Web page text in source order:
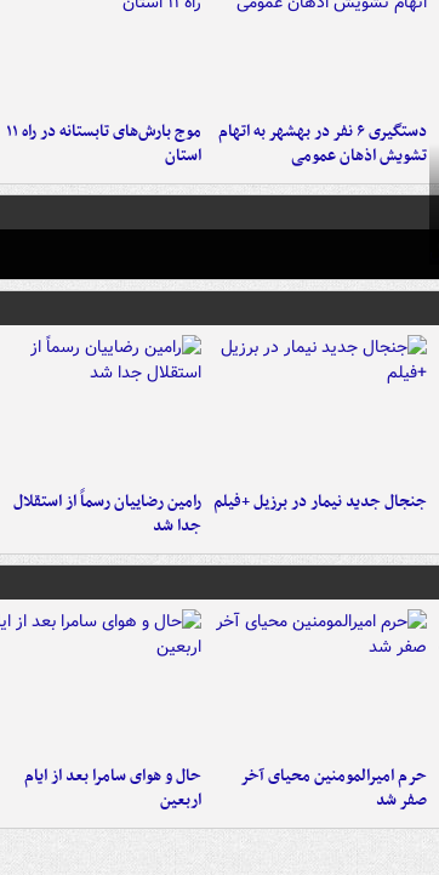
دستگیری ۶ نفر در بهشهر به اتهام
تشویش اذهان عمومی
موج بارش‌های تابستانه در راه ۱۱
استان
جنجال جدید نیمار در برزیل +فیلم رامین رضاییان رسماً از استقلال
جدا شد
حرم امیرالمومنین محیای آخر
صفر شد
حال و هوای سامرا بعد از ایام
اربعین